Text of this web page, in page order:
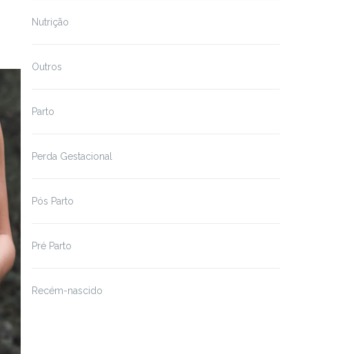
Nutrição
Outros
Parto
Perda Gestacional
Pós Parto
Pré Parto
Recém-nascido